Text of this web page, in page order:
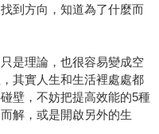
到方向，知道為了什麼而
是理論，也很容易變成空
其實人生和生活裡處處都
壁，不妨把提高效能的5種
解，或是開啟另外的生